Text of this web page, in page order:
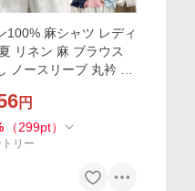
100% 麻シャツ レディ
リネン 麻 ブラウス
ノースリーブ 丸衿 小
麻100% 無地 シェル
ボタン S M L 夏色
円
（299pt）
リー